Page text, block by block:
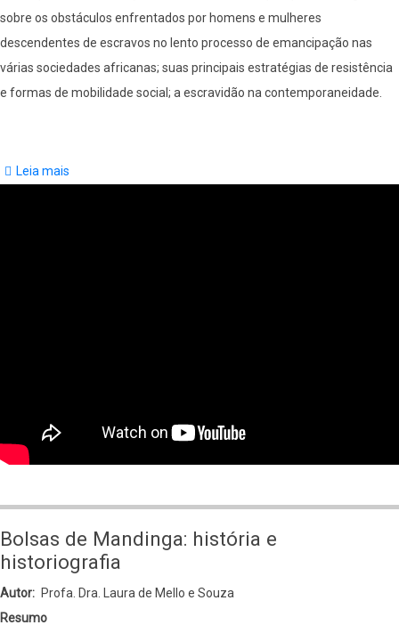
sobre os obstáculos enfrentados por homens e mulheres
descendentes de escravos no lento processo de emancipação nas
várias sociedades africanas; suas principais estratégias de resistência
e formas de mobilidade social; a escravidão na contemporaneidade.
Leia mais
Bolsas de Mandinga: história e
historiografia
Autor
Profa. Dra. Laura de Mello e Souza
Resumo